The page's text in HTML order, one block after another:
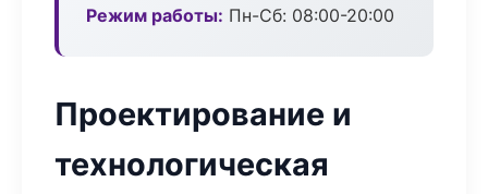
Режим работы: Пн-Сб: 08:00-20:00
Проектирование и
технологическая